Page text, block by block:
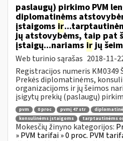
paslaugų) pirkimo PVM
diplomatinėms
įstaigoms ir
jų atstovybėms, taip pat
įstaigų...nariams irjų
Web turinio sąrašas 2018-11-
Registracijos numeris
Prekės diplomatinėms,
organizacijoms ir jų šeimos
įsigytų prekių (paslaugų)
pvm 0 proc pvmį 47 str
konsulinėms įstaigoms
tarptautinėms
Mokesčių žinyno kategorijos:
» PVM tarifai » 0 proc. PVM